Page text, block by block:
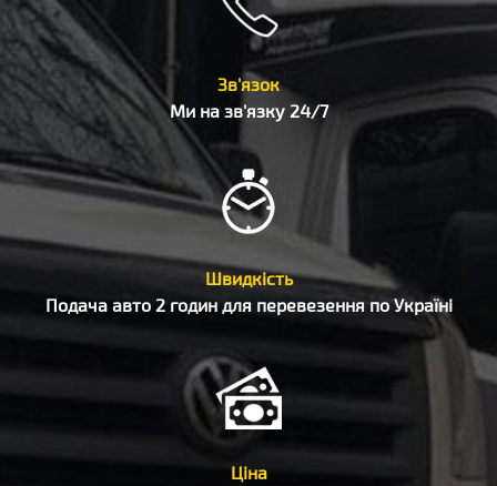
Зв'язок
Ми на зв'язку 24/7
Швидкість
Подача авто 2 годин для перевезення по Україні
Ціна